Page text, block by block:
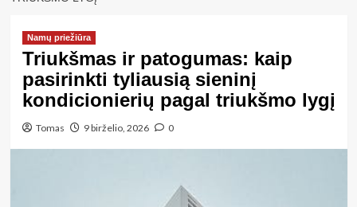
Namų priežiūra
Triukšmas ir patogumas: kaip
pasirinkti tyliausią sieninį
kondicionierių pagal triukšmo lygį
Tomas 9 birželio, 2026 0